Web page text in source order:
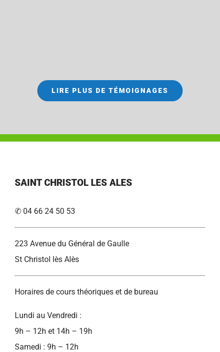
LIRE PLUS DE TÉMOIGNAGES
SAINT CHRISTOL LES ALES
✆ 04 66 24 50 53
223 Avenue du Général de Gaulle
St Christol lès Alès
Horaires de cours théoriques et de bureau
Lundi au Vendredi :
9h – 12h et 14h – 19h
Samedi : 9h – 12h